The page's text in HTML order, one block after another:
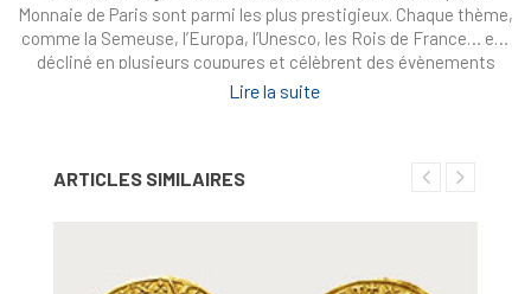
Monnaie de Paris sont parmi les plus prestigieux. Chaque thème,
comme la Semeuse, l’Europa, l’Unesco, les Rois de France… est
décliné en plusieurs coupures et célèbrent des évènements
historiques ou actuels, culturels, ou de grands personnages
Retrouvez ici les monnaies actuellement disponibles du
Lire la suite
ARTICLES SIMILAIRES